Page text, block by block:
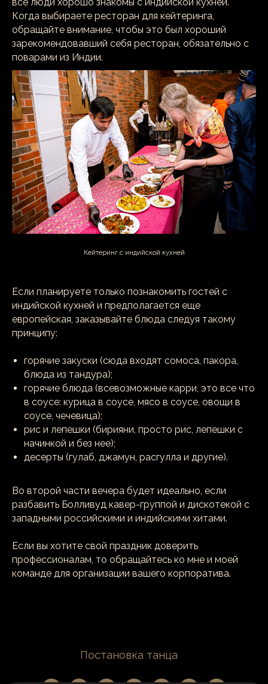
Когда выбираете ресторан для кейтеринга,
обращайте внимание, чтобы это был хороший
зарекомендовавший себя ресторан, обязательно с
поварами из Индии.
Кейтеринг с индийской кухней
Если планируете только познакомить гостей с
индийской кухней и предполагается еще
европейская, заказывайте блюда следуя такому
принципу:
горячие закуски (сюда входят сомоса, пакора,
блюда из тандура);
горячие блюда (всевозможные карри, это все что
в соусе: курица в соусе, мясо в соусе, овощи в
соусе, чечевица);
рис и лепешки (бирияни, просто рис, лепешки с
начинкой и без нее);
десерты (гулаб, джамун, расгулла и другие).
Во второй части вечера будет идеально, если
разбавить Болливуд кавер-группой и дискотекой с
западными российскими и индийскими хитами.
Если вы хотите свой праздник доверить
профессионалам, то обращайтесь ко мне и моей
команде для организации вашего корпоратива.
Постановка танца